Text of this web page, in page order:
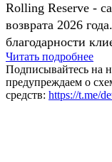
Rolling Reserve -
возврата 2026
благодарности
Читать подробнее
Подписывайтесь на
предупреждаем о
средств: https://t.me/